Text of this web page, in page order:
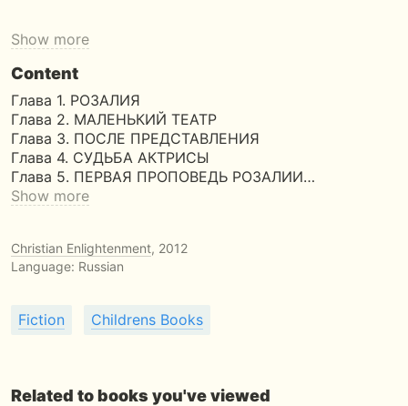
Show more
Content
Глава 1. РОЗАЛИЯ
Глава 2. МАЛЕНЬКИЙ ТЕАТР
Глава 3. ПОСЛЕ ПРЕДСТАВЛЕНИЯ
Глава 4. СУДЬБА АКТРИСЫ
Глава 5. ПЕРВАЯ ПРОПОВЕДЬ РОЗАЛИИ…
Show more
Christian Enlightenment, 2012
Language: Russian
Fiction Childrens Books
Related to books you've viewed